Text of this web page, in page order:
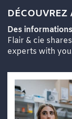
DÉCOUVREZ
Des
Flair & cie
experts with